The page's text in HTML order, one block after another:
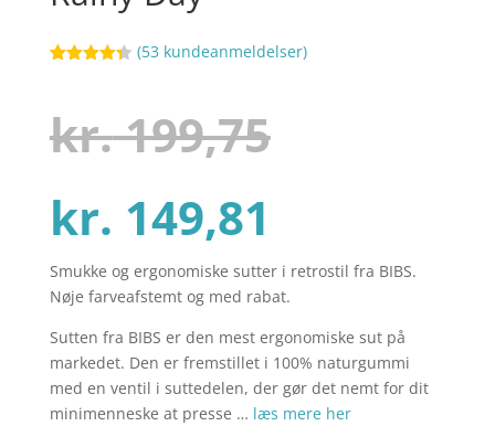
baseret
på
kundebedø
(53 kundeanmeldelser)
kr.199,75
pris
var:
kr. 149,81
aktuelle
pris
Smukke og ergonomiske sutter i retrostil fra BIBS.
Nøje farveafstemt og med rabat.
Sutten fra BIBS er den mest ergonomiske sut på
markedet. Den er fremstillet i 100% naturgummi
med en ventil i suttedelen, der gør det nemt for dit
minimenneske at presse … læs mere her